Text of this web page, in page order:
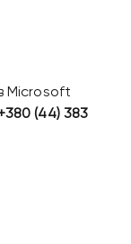
Microsoft
(44) 383